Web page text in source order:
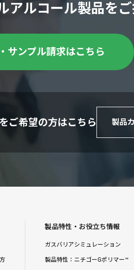
アルコール製品をご
サンプル請求はこちら
ご希望の方はこちら 製品
製品特性・お役立ち情報
ガスバリアシミュレーション
製品特性：ニチゴーGポリマー™